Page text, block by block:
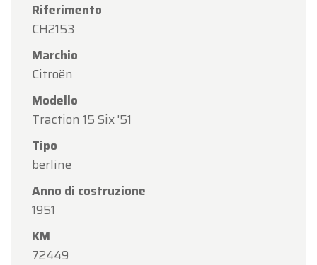
Riferimento
CH2153
Marchio
Citroën
Modello
Traction 15 Six '51
Tipo
berline
Anno di costruzione
1951
KM
72449
Oldtimerfarm
Gentili Clienti,
Oldtimerfarm saràchiusa sabato 15 agosto
occasione della festività di
Il nostro showroom sarà